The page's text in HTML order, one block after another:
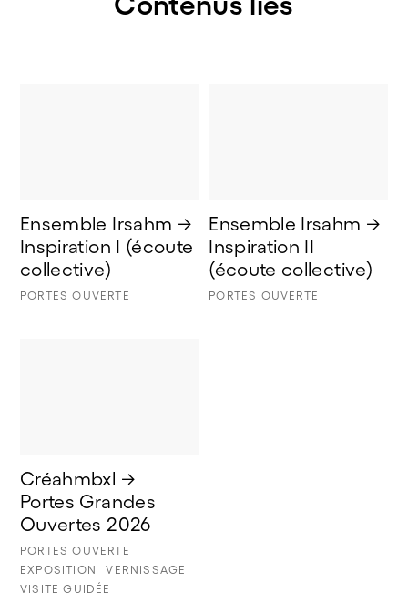
Ensemble Irsahm →
Inspiration I (écoute
collective)
PORTES OUVERTE
Ensemble Irsahm →
Inspiration II
(écoute collective)
PORTES OUVERTE
Créahmbxl →
Portes Grandes
Ouvertes 2026
PORTES OUVERTE
EXPOSITION
VERNISSAGE
VISITE GUIDÉE